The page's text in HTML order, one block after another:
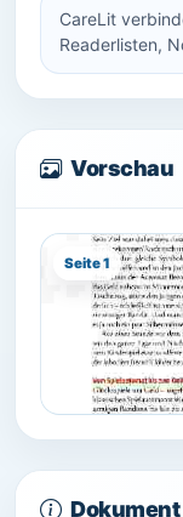
CareLit
Readerlisten,
Vorschau
Seite 1
Dokument